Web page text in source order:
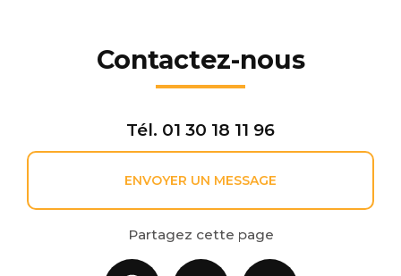
Contactez-nous
Tél. 01 30 18 11 96
ENVOYER UN MESSAGE
Partagez cette page
Facebook